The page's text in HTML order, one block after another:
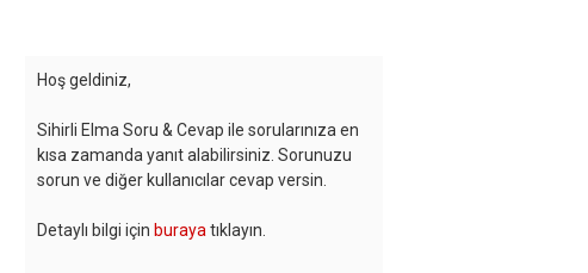
Hoş geldiniz,
Sihirli Elma Soru & Cevap ile sorularınıza en
kısa zamanda yanıt alabilirsiniz. Sorunuzu
sorun ve diğer kullanıcılar cevap versin.
Detaylı bilgi için buraya tıklayın.